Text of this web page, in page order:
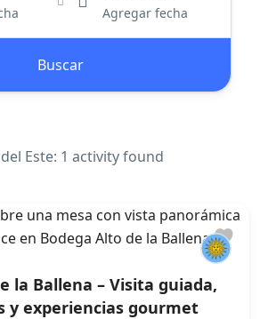
Agregar fecha
Buscar
Este: 1 activity found
la Ballena – Visita guiada,
y experiencias gourmet